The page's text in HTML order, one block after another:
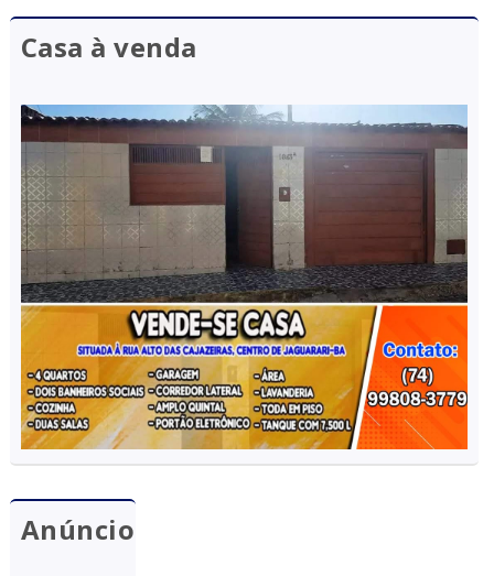
Casa à venda
Anúncio